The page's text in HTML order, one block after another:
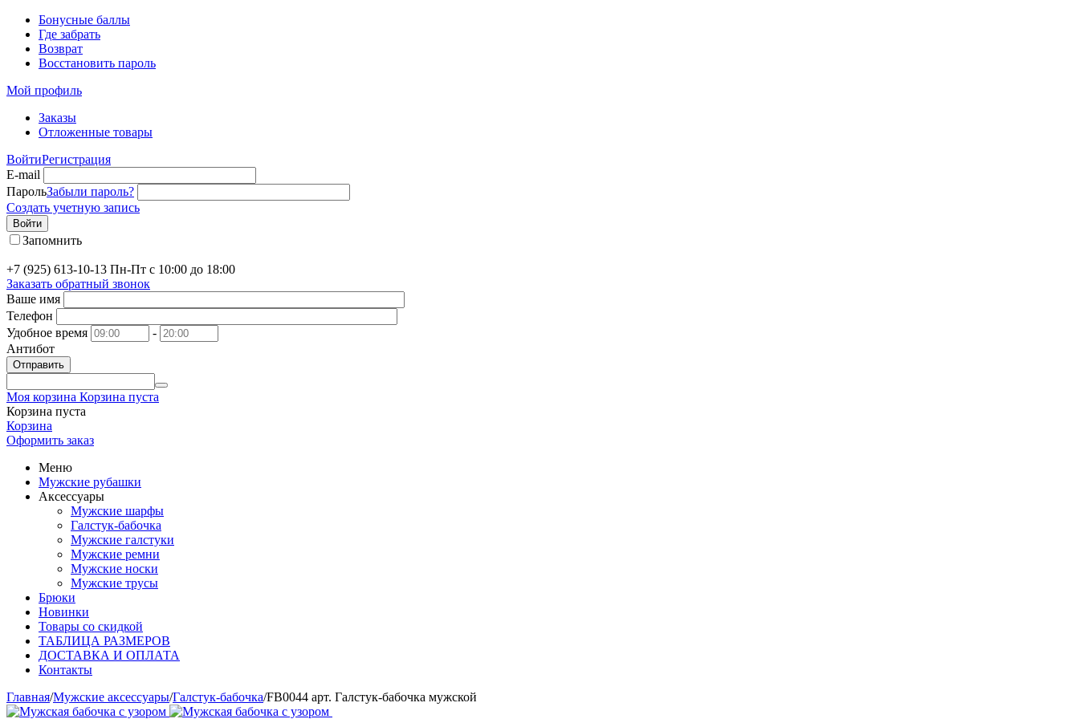
Бонусные баллы
Где забрать
Возврат
Восстановить пароль
Мой профиль
Заказы
Отложенные товары
ВойтиРегистрация
E-mail
ПарольЗабыли пароль?
Создать учетную запись
Войти
Запомнить
+7 (925) 613-10-13 Пн-Пт с 10:00 до 18:00
Заказать обратный звонок
Ваше имя
Телефон
Удобное время
-
Антибот
Отправить
Моя корзина Корзина пуста
Корзина пуста
Корзина
Оформить заказ
Меню
Мужские рубашки
Аксессуары
Мужские шарфы
Галстук-бабочка
Мужские галстуки
Мужские ремни
Мужские носки
Мужские трусы
Брюки
Новинки
Товары со скидкой
ТАБЛИЦА РАЗМЕРОВ
ДОСТАВКА И ОПЛАТА
Контакты
Главная/Мужские аксессуары/Галстук-бабочка/FB0044 арт. Галстук-бабочка мужской